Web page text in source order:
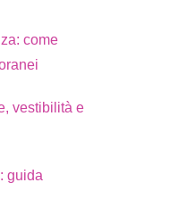
come
vestibilità e
guida